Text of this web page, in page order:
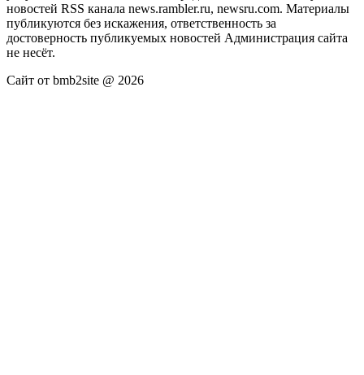
новостей RSS канала news.rambler.ru, newsru.com. Материалы
публикуются без искажения, ответственность за
достоверность публикуемых новостей Администрация сайта
не несёт.
Сайт от bmb2site @ 2026